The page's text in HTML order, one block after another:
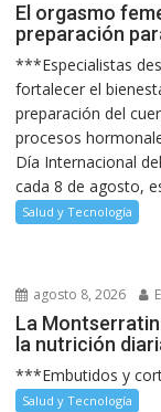
El orgasmo
preparación
***Especialistas
fortalecer el
preparación del
procesos
Día Internacional
cada 8 de agosto,
Salud y Tecnología
agosto 8, 2026
La
la nutrición
***Embutidos y
Salud y Tecnología